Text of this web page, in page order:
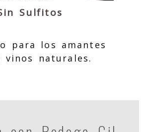
Sulfitos
para los amantes
vinos naturales.